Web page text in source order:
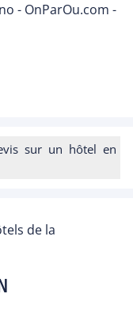
- OnParOu.com -
sur un hôtel en
de la